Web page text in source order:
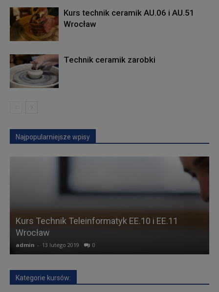
Kurs technik ceramik AU.06 i AU.51
Wrocław
Technik ceramik zarobki
Najpopularniejsze wpisy
Kurs Technik Teleinformatyk EE.10 i EE.11
Wrocław
admin - 13 lutego 2019 0
Kategorie kursów: